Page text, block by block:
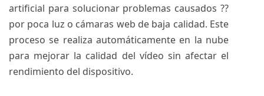
artificial para solucionar problemas causados ??
por poca luz o cámaras web de baja calidad. Este
proceso se realiza automáticamente en la nube
para mejorar la calidad del vídeo sin afectar el
rendimiento del dispositivo.